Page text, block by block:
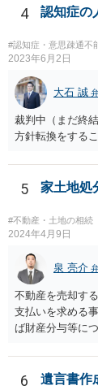
（子）に対して
お悩みのよう
の地域等の弁護
【参考】民法 （
びその承継人は
相続分の指定を
は受贈者に対し
ができる。
4 認知症の
#認知症・意思疎通不
2023年6月2日
大石 誠
裁判中（まだ終
方針転換をする
5 家土地処
#不動産・土地の相続
2024年4月9日
泉 亮介
不動産を売却す
支払いを求める
ば財産分与等に
士事務所へご相
6
遺言書作